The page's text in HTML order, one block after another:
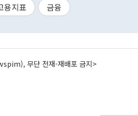
용지표 금융
무단 전재-재배포 금지>